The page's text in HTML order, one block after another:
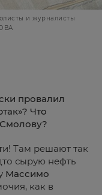
и журналисты
провалил
Что
Там решают так
сырую нефть
Массимо
как в